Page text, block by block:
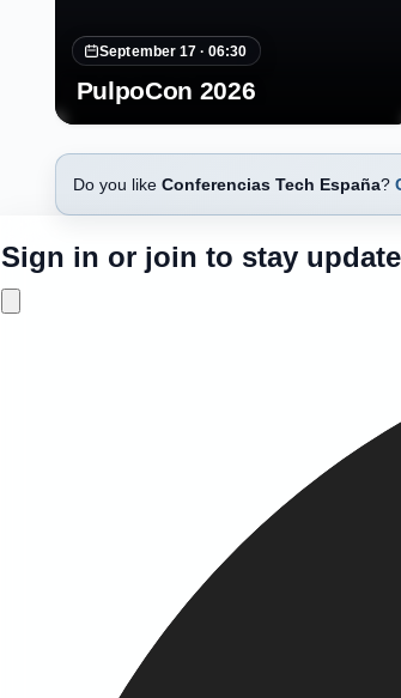
September 17 ·06:30
PulpoCon 2026
Do you like Conferencias Tech España?
Sign in or join to stay